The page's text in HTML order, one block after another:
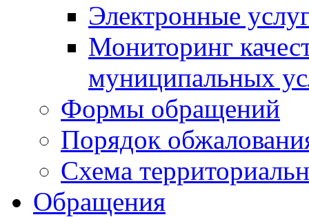
Электронные
Мониторинг
муниципальных
Формы обращений
Порядок
Схема
Обращения